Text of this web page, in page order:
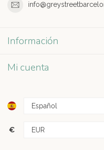
Información
Mi cuenta
€